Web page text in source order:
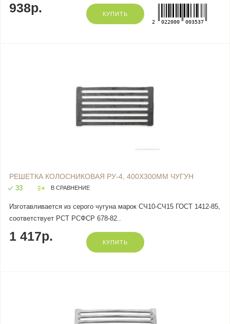
938р. КУПИТЬ
2 022000 003537
РЕШЕТКА КОЛОСНИКОВАЯ РУ-4, 400Х300ММ ЧУГУН
33 В СРАВНЕНИЕ
Изготавливается из серого чугуна марок СЧ10-СЧ15 ГОСТ 1412-85,
соответствует РСТ РСФСР 678-82..
1 417р. КУПИТЬ